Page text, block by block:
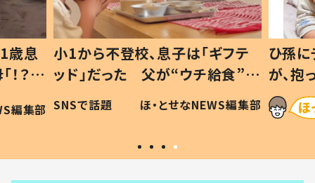
歳息
？」
編集部
小1から不登校、息子は「ギフテ
ッド」だった 父が“ウチ給食”を
作り続ける理由とは #令和の親
#令和の子
SNSで話題 ほ・とせなNEWS編集部
ひ孫
が、
「涙が
い」